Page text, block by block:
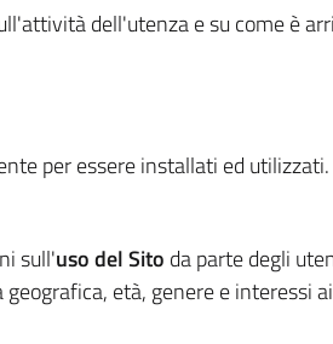
dell'utenza e su come è
per essere installati ed utilizzati.
sull'uso del Sito da parte degli
età, genere e interessi